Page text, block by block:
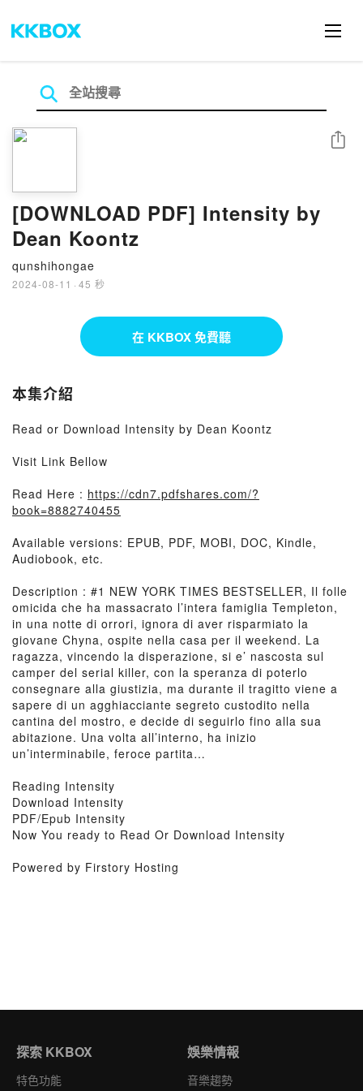
[DOWNLOAD PDF] Intensity by
Dean Koontz
qunshihongae
2024-08-11 · 45 秒
分享
在 KKBOX 免費聽
本集介紹
Read or Download Intensity by Dean Koontz
Visit Link Bellow
Read Here : https://cdn7.pdfshares.com/?
book=8882740455
Available versions: EPUB, PDF, MOBI, DOC, Kindle,
Audiobook, etc.
Description : #1 NEW YORK TIMES BESTSELLER, Il folle
omicida che ha massacrato l’intera famiglia Templeton,
in una notte di orrori, ignora di aver risparmiato la
giovane Chyna, ospite nella casa per il weekend. La
ragazza, vincendo la disperazione, si e’ nascosta sul
camper del serial killer, con la speranza di poterlo
consegnare alla giustizia, ma durante il tragitto viene a
sapere di un agghiacciante segreto custodito nella
cantina del mostro, e decide di seguirlo fino alla sua
abitazione. Una volta all’interno, ha inizio
un’interminabile, feroce partita…
Reading Intensity
Download Intensity
PDF/Epub Intensity
Now You ready to Read Or Download Intensity
Powered by Firstory Hosting
探索 KKBOX
特色功能
娛樂情報
音樂趨勢